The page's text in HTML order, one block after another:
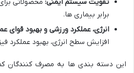
تقویت سیستم ایمنی: محصولاتی
برابر بیماری ها.
انرژی، عملکرد ورزشی و بهبود قوای
افزایش سطح انرژی، بهبود عملکرد
این دسته بندی ها به مصرف کنندگان